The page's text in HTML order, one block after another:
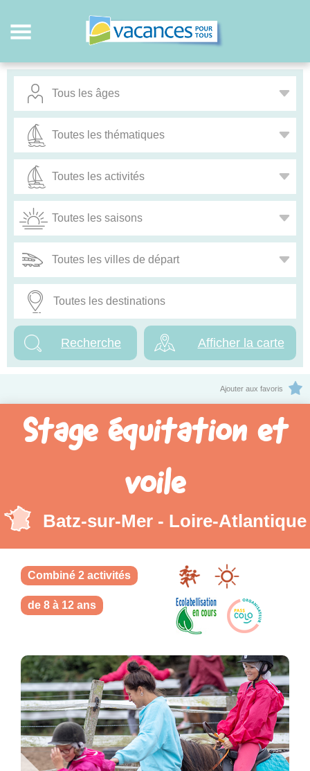
Afficher la carte
Ajouter aux favoris
Stage équitation et
voile
Batz-sur-Mer - Loire-Atlantique
Combiné 2 activités
de 8 à 12 ans